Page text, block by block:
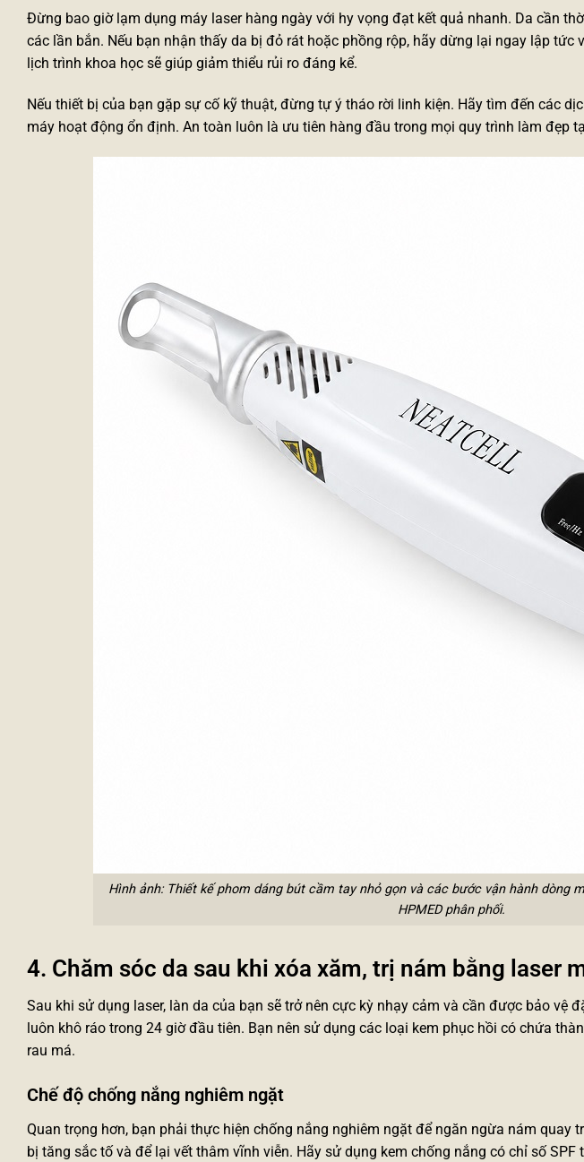
Đừng bao giờ lạm dụng máy laser hàng ngày với hy vọng đạt kết quả nhanh. Da cần
các lần bắn. Nếu bạn nhận thấy da bị đỏ rát hoặc phồng rộp, hãy dừng lại ngay lập tức
lịch trình khoa học sẽ giúp giảm thiểu rủi ro đáng kể.
Nếu thiết bị của bạn gặp sự cố kỹ thuật, đừng tự ý tháo rời linh kiện. Hãy tìm đến các
máy hoạt động ổn định. An toàn luôn là ưu tiên hàng đầu trong mọi quy trình làm đẹp
Hình ảnh: Thiết kế phom dáng bút cầm tay nhỏ gọn và các bước vận hành dòng
HPMED phân phối.
4. Chăm sóc da sau khi xóa xăm, trị nám bằng laser
Sau khi sử dụng laser, làn da của bạn sẽ trở nên cực kỳ nhạy cảm và cần được bảo vệ
luôn khô ráo trong 24 giờ đầu tiên. Bạn nên sử dụng các loại kem phục hồi có chứa
rau má.
Chế độ chống nắng nghiêm ngặt
Quan trọng hơn, bạn phải thực hiện chống nắng nghiêm ngặt để ngăn ngừa nám quay
bị tăng sắc tố và để lại vết thâm vĩnh viễn. Hãy sử dụng kem chống nắng có chỉ số